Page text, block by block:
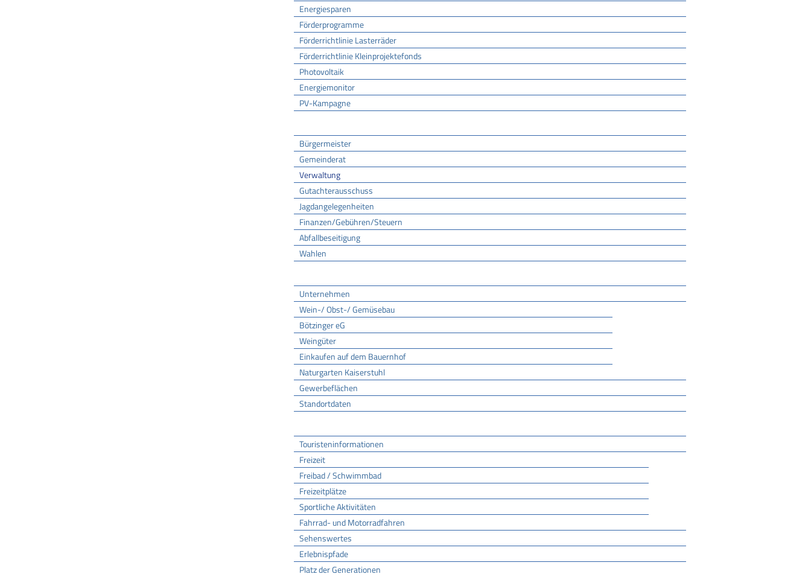
Energiesparen
Förderprogramme
Förderrichtlinie Lasterräder
Förderrichtlinie Kleinprojektefonds
Photovoltaik
Energiemonitor
PV-Kampagne
Bürgermeister
Gemeinderat
Verwaltung
Gutachterausschuss
Jagdangelegenheiten
Finanzen/Gebühren/Steuern
Abfallbeseitigung
Wahlen
Unternehmen
Wein-/ Obst-/ Gemüsebau
Bötzinger eG
Weingüter
Einkaufen auf dem Bauernhof
Naturgarten Kaiserstuhl
Gewerbeflächen
Standortdaten
Touristeninformationen
Freizeit
Freibad / Schwimmbad
Freizeitplätze
Sportliche Aktivitäten
Fahrrad- und Motorradfahren
Sehenswertes
Erlebnispfade
Platz der Generationen